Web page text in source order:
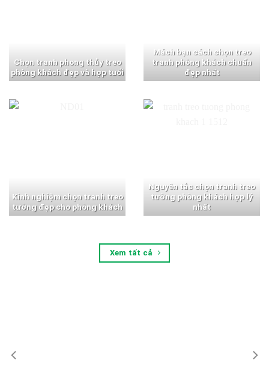
Chọn tranh phong thủy treo
phòng khách đẹp và hợp tuổi
Mách bạn cách chọn treo
tranh phòng khách chuẩn
đẹp nhất
Kinh nghiệm chọn tranh treo
tường đẹp cho phòng khách
Nguyên tắc chọn tranh treo
tường phòng khách hợp lý
nhất
Xem tất cả